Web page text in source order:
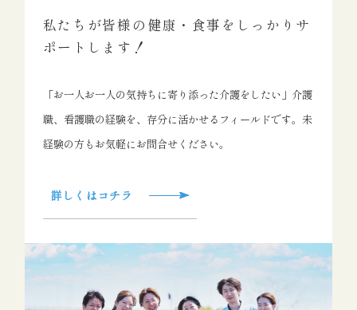
私たちが皆様の健康・食事をしっかりサ
ポートします！
「お一人お一人の気持ちに寄り添った介護をしたい」介護
職、看護職の経験を、存分に活かせるフィールドです。未
経験の方もお気軽にお問合せください。
詳しくはコチラ